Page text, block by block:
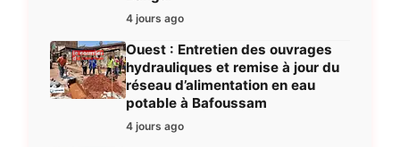
4 jours ago
Ouest : Entretien des ouvrages
hydrauliques et remise à jour du
réseau d’alimentation en eau
potable à Bafoussam
4 jours ago